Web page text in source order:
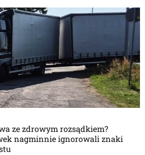
ze zdrowym rozsądkiem?
nagminnie ignorowali znaki